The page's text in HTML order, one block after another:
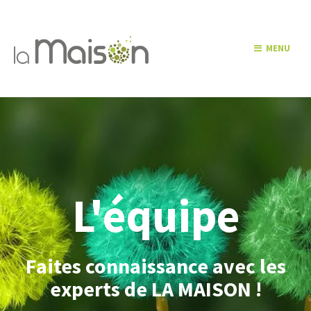
MENU
L'équipe
Faites connaissance avec les
experts de LA MAISON !